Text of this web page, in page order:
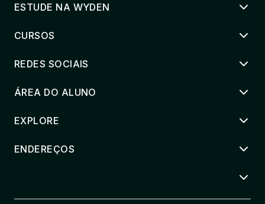
ESTUDE NA WYDEN
CURSOS
REDES SOCIAIS
ÁREA DO ALUNO
EXPLORE
ENDEREÇOS